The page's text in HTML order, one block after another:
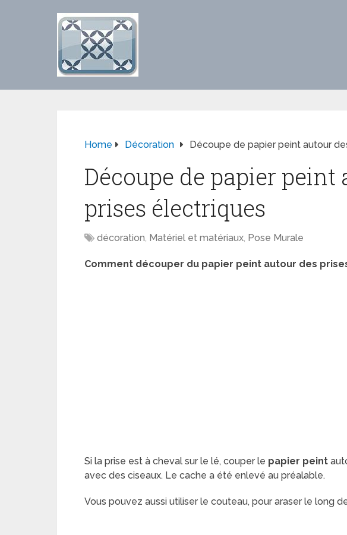
Home Décoration Découpe de papier peint autour
Découpe de papier peint
prises électriques
décoration, Matériel et matériaux, Pose Murale
Comment découper du papier peint autour des
Si la prise est à cheval sur le lé, couper le papier peint
avec des ciseaux. Le cache a été enlevé au préalable.
Vous pouvez aussi utiliser le couteau, pour araser le long